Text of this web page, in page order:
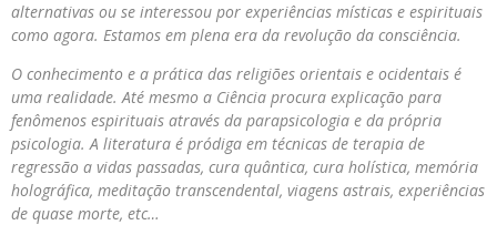
alternativas ou se interessou por experiências místicas e espirituais
como agora. Estamos em plena era da revolução da consciência.
O conhecimento e a prática das religiões orientais e ocidentais é
uma realidade. Até mesmo a Ciência procura explicação para
fenômenos espirituais através da parapsicologia e da própria
psicologia. A literatura é pródiga em técnicas de terapia de
regressão a vidas passadas, cura quântica, cura holística, memória
holográfica, meditação transcendental, viagens astrais, experiências
de quase morte, etc…